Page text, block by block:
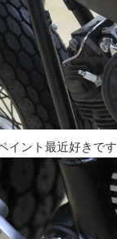
イント最近好きで